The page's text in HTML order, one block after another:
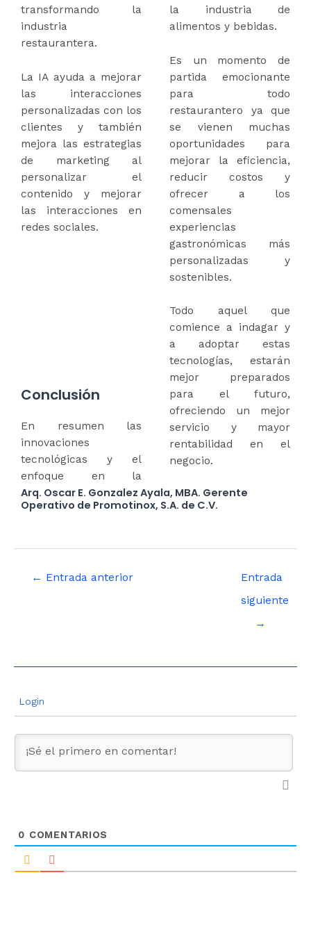
transformando la
industria
restaurantera.
La IA ayuda a mejorar
las interacciones
personalizadas con los
clientes y también
mejora las estrategias
de marketing al
personalizar el
contenido y mejorar
las interacciones en
redes sociales.
Conclusión
En resumen las
innovaciones
tecnológicas y el
enfoque en la
la industria de
alimentos y bebidas.
Es un momento de
partida emocionante
para todo
restaurantero ya que
se vienen muchas
oportunidades para
mejorar la eficiencia,
reducir costos y
ofrecer a los
comensales
experiencias
gastronómicas más
personalizadas y
sostenibles.
Todo aquel que
comience a indagar y
a adoptar estas
tecnologías, estarán
mejor preparados
para el futuro,
ofreciendo un mejor
servicio y mayor
rentabilidad en el
negocio.
Arq. Oscar E. Gonzalez Ayala, MBA. Gerente
Operativo de Promotinox, S.A. de C.V.
← Entrada anterior
Entrada
siguiente
→
Login
0 COMENTARIOS